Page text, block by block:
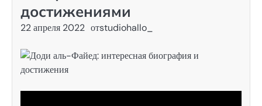
достижениями
22 апреля 2022 отstudiohallo_